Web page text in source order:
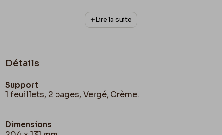
Lire la suite
Détails
Support
1 feuillets, 2 pages, Vergé, Crème.
Dimensions